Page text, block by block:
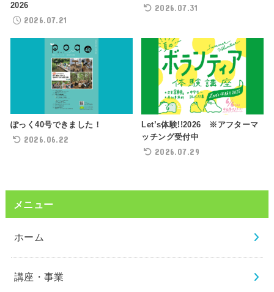
2026
2026.07.21
2026.07.31
ぽっく40号できました！
2026.06.22
Let’s体験!!2026 ※アフターマ
ッチング受付中
2026.07.29
メニュー
ホーム
講座・事業